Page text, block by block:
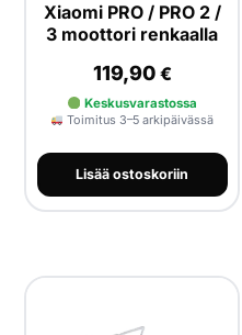
Xiaomi PRO / PRO 2 /
3 moottori renkaalla
119,90 €
Keskusvarastossa
Toimitus 3–5 arkipäivässä
Lisää ostoskoriin